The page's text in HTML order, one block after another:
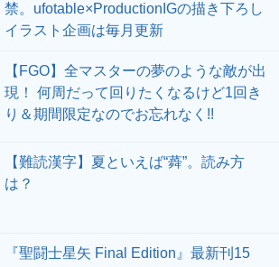
禁。ufotable×ProductionIGの描き下ろし
イラスト企画は毎月更新
【FGO】全マスターの夢のような敵が出
現！ 何周だって回りたくなるけど1回き
り＆期間限定なのでお忘れなく!!
【難読漢字】夏といえば“蕣”。読み方
は？
『聖闘士星矢 Final Edition』最新刊15